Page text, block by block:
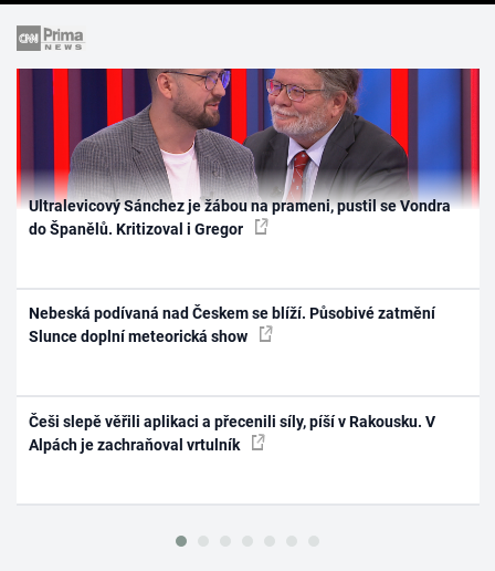
Ultralevicový Sánchez je žábou na prameni, pustil se Vondra
do Španělů. Kritizoval i Gregor
Nebeská podívaná nad Českem se blíží. Působivé zatmění
Slunce doplní meteorická show
Češi slepě věřili aplikaci a přecenili síly, píší v Rakousku. V
Alpách je zachraňoval vrtulník